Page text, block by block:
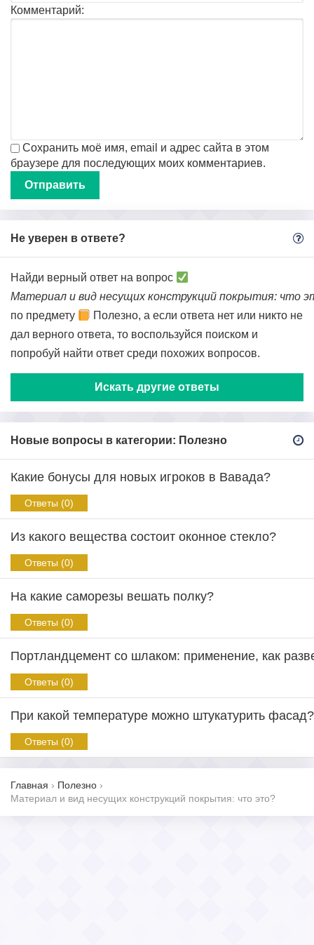
Комментарий:
Сохранить моё имя, email и адрес сайта в этом
браузере для последующих моих комментариев.
Не уверен в ответе?
Найди верный ответ на вопрос
Материал и вид несущих конструкций покрытия: что
по предмету
Полезно, а если ответа нет или никто не
дал верного ответа, то воспользуйся поиском и
попробуй найти ответ среди похожих вопросов.
Искать другие ответы
Новые вопросы в категории: Полезно
Какие бонусы для новых игроков в Вавада?
Ответы (0)
Из какого вещества состоит оконное стекло?
Ответы (0)
На какие саморезы вешать полку?
Ответы (0)
Портландцемент со шлаком: применение, как
Ответы (0)
При какой температуре можно штукатурить фасад?
Ответы (0)
Главная › Полезно ›
Материал и вид несущих конструкций покрытия: что это?